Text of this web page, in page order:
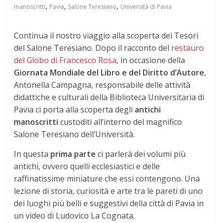
manoscritti, Pavia, Salone Teresiano, Università di Pavia
Continua il nostro viaggio alla scoperta dei Tesori
del Salone Teresiano. Dopo il racconto del restauro
del Globo di Francesco Rosa, in occasione della
Giornata Mondiale del Libro e del Diritto d’Autore,
Antonella Campagna, responsabile delle attività
didattiche e culturali della Biblioteca Universitaria di
Pavia ci porta alla scoperta degli antichi
manoscritti custoditi all’interno del magnifico
Salone Teresiano dell’Università.
In questa prima parte ci parlerà dei volumi più
antichi, ovvero quelli ecclesiastici e delle
raffinatissime miniature che essi contengono. Una
lezione di storia, curiosità e arte tra le pareti di uno
dei luoghi più belli e suggestivi della città di Pavia in
un video di Ludovico La Cognata.